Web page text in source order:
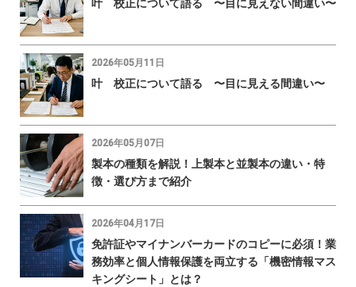
叶 校正について語る 〜目に見えない間違い〜
2026年05月11日
叶 校正について語る 〜目に見える間違い〜
2026年05月07日
製本の種類を解説！上製本と並製本の違い・特
徴・選び方まで紹介
2026年04月17日
免許証やマイナンバーカードのコピーに必須！業
務効率と個人情報保護を両立する「機密情報マス
キングシート」とは？